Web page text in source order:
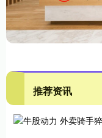
推荐资讯